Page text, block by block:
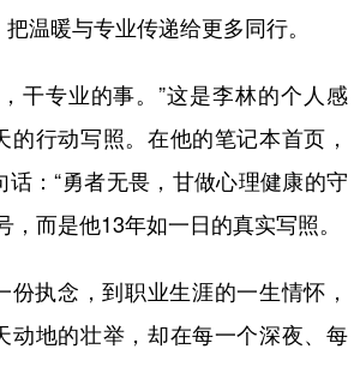
温暖与专业传递给更多同行。
专业的事。”这是李林的个人感
的行动写照。在他的笔记本首页，
：“勇者无畏，甘做心理健康的守
，而是他13年如一日的真实写照。
执念，到职业生涯的一生情怀，
动地的壮举，却在每一个深夜、每